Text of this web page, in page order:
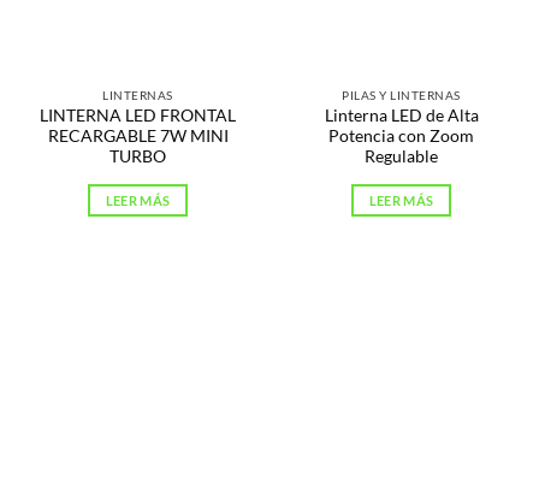
LINTERNAS
LINTERNA LED FRONTAL
RECARGABLE 7W MINI
TURBO
LEER MÁS
PILAS Y LINTERNAS
Linterna LED de Alta
Potencia con Zoom
Regulable
LEER MÁS